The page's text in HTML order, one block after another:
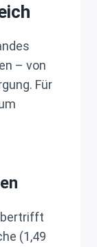
– von
Für
(1,49